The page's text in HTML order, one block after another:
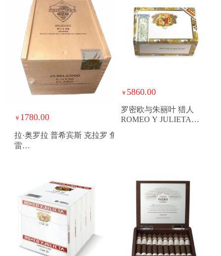
￥ 1780.00
拉·奥罗拉 普希宾斯 克拉罗 鱼
雷
￥ 5860.00
罗密欧与朱丽叶 猎人
ROMEO Y JULIETA